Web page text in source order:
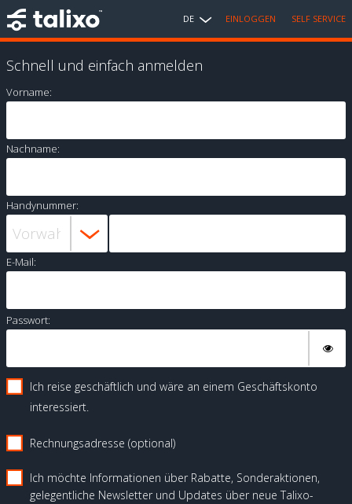
DE EINLOGGEN SELF SERVICE
Schnell und einfach anmelden
Vorname:
Nachname:
Handynummer:
E-Mail:
Passwort:
Ich reise geschäftlich und wäre an einem Geschäftskonto
interessiert.
Rechnungsadresse (optional)
Ich möchte Informationen über Rabatte, Sonderaktionen,
gelegentliche Newsletter und Updates über neue Talixo-